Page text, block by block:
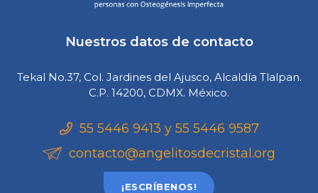
Nuestros datos de contacto
Tekal No.37, Col. Jardines del Ajusco, Alcaldía Tlalpan.
C.P. 14200, CDMX. México.
55 5446 9413 y 55 5446 9587
contacto@angelitosdecristal.org
¡ESCRÍBENOS!